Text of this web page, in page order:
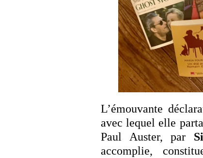
L’émouvante
avec lequel elle
Paul Auster, par
accomplie,